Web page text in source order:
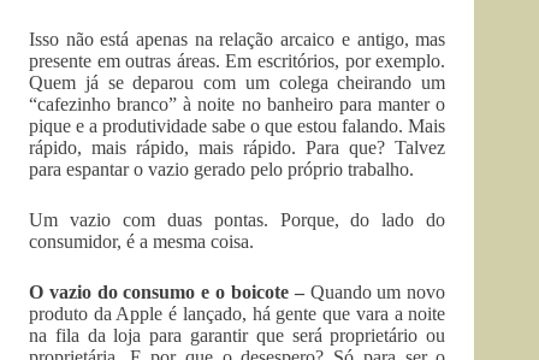
Isso não está apenas na relação arcaico e antigo, mas
presente em outras áreas. Em escritórios, por exemplo.
Quem já se deparou com um colega cheirando um
“cafezinho branco” à noite no banheiro para manter o
pique e a produtividade sabe o que estou falando. Mais
rápido, mais rápido, mais rápido. Para que? Talvez
para espantar o vazio gerado pelo próprio trabalho.
Um vazio com duas pontas. Porque, do lado do
consumidor, é a mesma coisa.
O vazio do consumo e o boicote – Quando um novo
produto da Apple é lançado, há gente que vara a noite
na fila da loja para garantir que será proprietário ou